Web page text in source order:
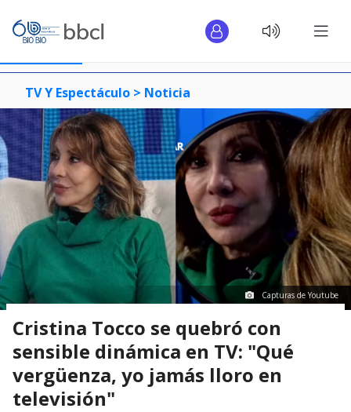
TV Y Espectáculo > Noticia
Capturas de Youtube
Cristina Tocco se quebró con
sensible dinámica en TV: "Qué
vergüenza, yo jamás lloro en
televisión"